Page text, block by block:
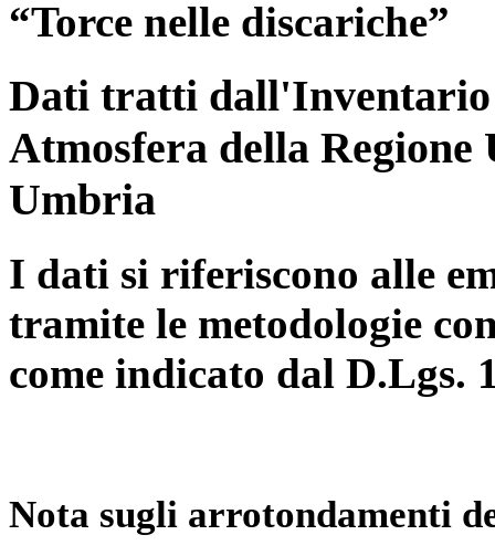
“Torce nelle discariche”
Dati tratti dall'Inventario
Atmosfera della
Umbria
I dati si riferiscono alle
tramite le metodologie
come indicato dal D.Lgs.
Nota sugli arrotondamenti